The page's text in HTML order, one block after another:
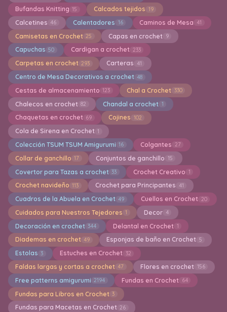
Bufandas Knitting 15 Calcados tejidos 19
Calcetines 46 Calentadores 16 Caminos de Mesa 41
Camisetas en Crochet 25 Capas en crochet 9
Capuchas 50 Cardigan a crochet 233
Carpetas en crochet 293 Carteras 41
Centro de Mesa Decorativos a crochet 48
Cestas de almacenamiento 123 Chal a Crochet 330
Chalecos en crochet 82 Chandal a crochet 1
Chaquetas en crochet 69 Cojines 102
Cola de Sirena en Crochet 1
Colección TSUM TSUM Amigurumi 16 Colgantes 27
Collar de ganchillo 17 Conjuntos de ganchillo 15
Covertor para Tazas a crochet 33 Crochet Creativo 1
Crochet navideño 113 Crochet para Principantes 41
Cuadros de la Abuela en Crochet 49 Cuellos en Crochet 20
Cuidados para Nuestros Tejedores 1 Decor 4
Decoración en crochet 344 Delantal en Crochet 1
Diademas en crochet 49 Esponjas de baño en Crochet 5
Estolas 3 Estuches en Crochet 32
Faldas largas y cortas a crochet 47 Flores en crochet 156
Free patterns amigurumi 2194 Fundas en Crochet 64
Fundas para Libros en Crochet 3
Fundas para Macetas en Crochet 26